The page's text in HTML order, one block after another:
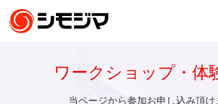
ワークショップ・体
当ページから参加お申し込み頂け